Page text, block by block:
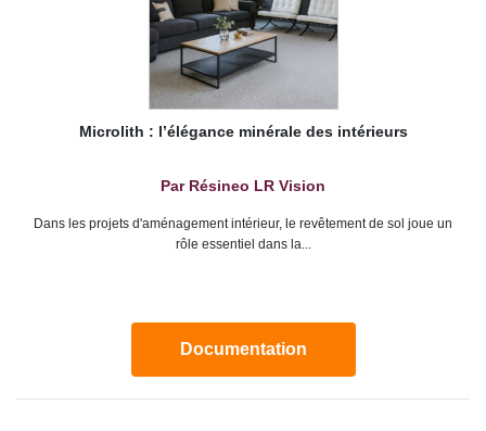
Microlith : l’élégance minérale des intérieurs
Par Résineo LR Vision
Dans les projets d'aménagement intérieur, le revêtement de sol joue un
rôle essentiel dans la...
Documentation